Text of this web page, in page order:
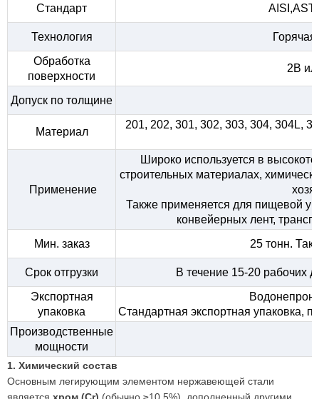
Стандарт
Технология
Горячая
Обработка
поверхности
2B
Допуск по толщине
Материал
201, 202, 301, 302, 303, 304, 304L,
Применение
Широко используется в
строительных материалах,
Также применяется для пищевой
конвейерных лент,
Мин. заказ
25 тонн.
Срок отгрузки
В течение 15-20 рабочих
Экспортная
упаковка
Стандартная экспортная упаковка,
Производственные
мощности
1. Химический состав
Основным легирующим элементом нержавеющей стали